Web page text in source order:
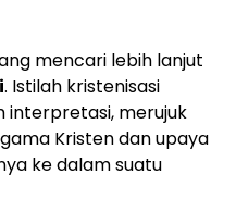
mencari lebih lanjut
. Istilah kristenisasi
interpretasi, merujuk
Kristen dan upaya
ke dalam suatu